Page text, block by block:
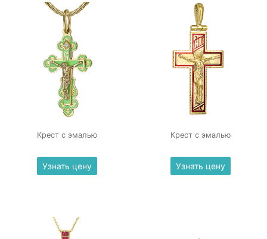
Крест с эмалью
Узнать цену
Крест с эмалью
Узнать цену